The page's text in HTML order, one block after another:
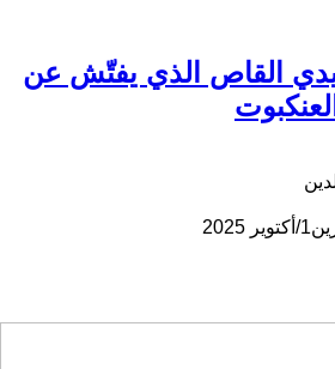
القاص الذي يفتّش عن